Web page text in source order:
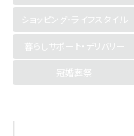
ショッピング・ライフスタイル
暮らしサポート・デリバリー
冠婚葬祭